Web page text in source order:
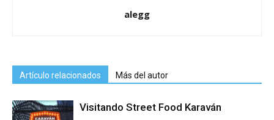
alegg
Artículo relacionados Más del autor
Visitando Street Food Karaván